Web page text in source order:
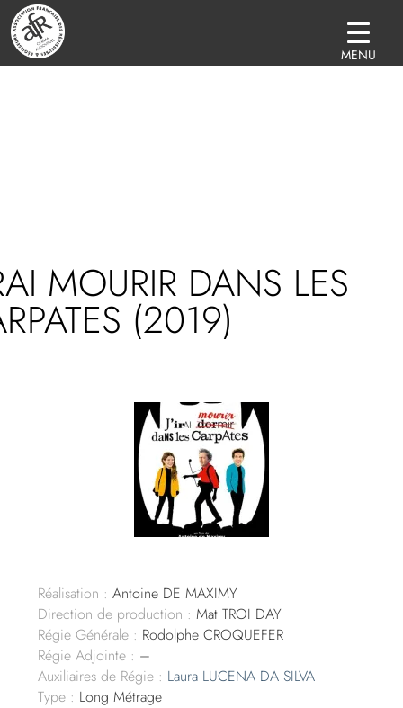
MOURIR DANS LES
(2019)
Réalisation : Antoine DE MAXIMY
Direction de production : Mat TROI DAY
Régie Générale : Rodolphe CROQUEFER
Régie Adjointe : –
Auxiliaires de Régie : Laura LUCENA DA SILVA
Type : Long Métrage
MENU